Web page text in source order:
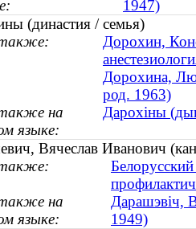
1947)
(династия / семья)
Дорохин,
Дорохина,
род. 1963)
на
языке:
Дарохіны
Вячеслав Иванович
на
языке:
Дарашэвіч,
1949)